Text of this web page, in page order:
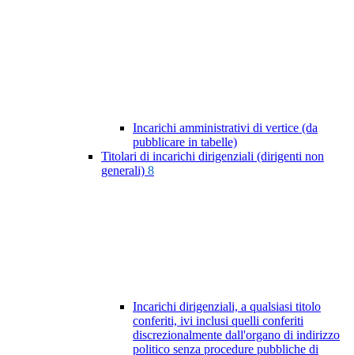
Incarichi amministrativi di vertice (da
pubblicare in tabelle)
Titolari di incarichi dirigenziali (dirigenti non
generali) 8
Incarichi dirigenziali, a qualsiasi titolo
conferiti, ivi inclusi quelli conferiti
discrezionalmente dall'organo di indirizzo
politico senza procedure pubbliche di